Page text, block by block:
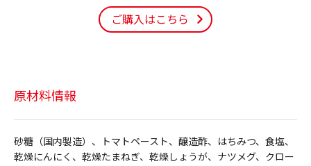
ご購入はこちら
原材料情報
砂糖（国内製造）、トマトペースト、醸造酢、はちみつ、食塩、
乾燥にんにく、乾燥たまねぎ、乾燥しょうが、ナツメグ、クロー